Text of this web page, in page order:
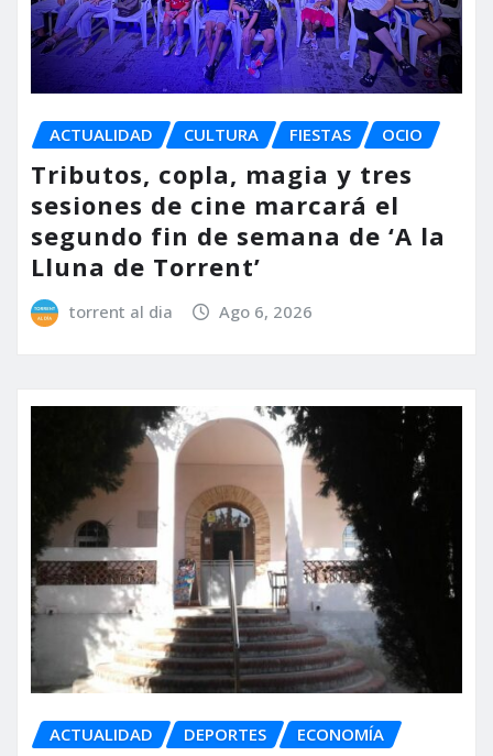
ACTUALIDAD CULTURA FIESTAS OCIO
Tributos, copla, magia y tres
sesiones de cine marcará el
segundo fin de semana de ‘A la
Lluna de Torrent’
torrent al dia Ago 6, 2026
ACTUALIDAD DEPORTES ECONOMÍA